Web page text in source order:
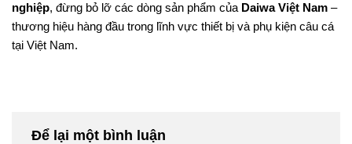
nghiệp, đừng bỏ lỡ các dòng sản phẩm của Daiwa Việt Nam –
thương hiệu hàng đầu trong lĩnh vực thiết bị và phụ kiện câu cá
tại Việt Nam.
Để lại một bình luận